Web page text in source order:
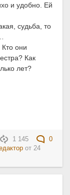
и удобно. Ей
судьба, то
они
Как
лет?
1 145
0
от24